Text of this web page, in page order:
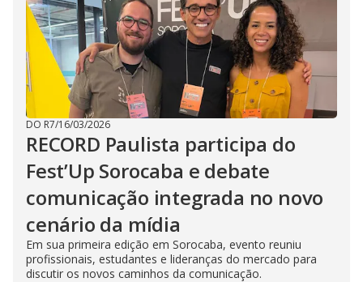
DO R7/16/03/2026
RECORD Paulista participa do
Fest’Up Sorocaba e debate
comunicação integrada no novo
cenário da mídia
Em sua primeira edição em Sorocaba, evento reuniu
profissionais, estudantes e lideranças do mercado para
discutir os novos caminhos da comunicação.